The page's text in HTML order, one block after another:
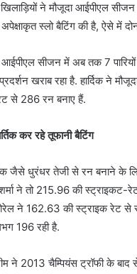
खिलाड़ियों ने मौजूदा आईपीएल
स्लो बैटिंग की है, ऐसे में
आईपीएल सीजन में अब तक 7
खराब रहा है. हार्दिक ने
से 286 रन बनाए हैं.
कर रहे तूफानी बैटिंग
जैसे धुरंधर तेजी से रन बनाने के
ने तो 215.96 की
ने 162.63 की स्ट्राइक रेट से
196 रही है.
ने 2013 चैम्पियंस ट्रॉफी के